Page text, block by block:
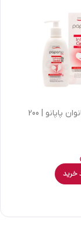
ژل بهداشتی بانوان پاپانو | 200
خرید